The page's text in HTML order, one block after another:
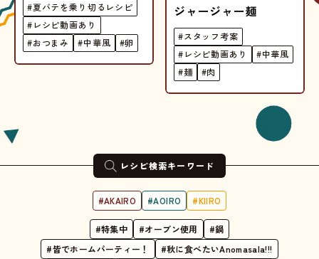
#夏バテを乗り切るレシピ
#レシピ動画あり
#おつまみ
#中華風 #卵
ジャージャー麺
#スタッフ考案
#レシピ動画あり
#中華風
#麺
#肉
レシピ検索キーワード
#AKAIRO #AOIRO #KIIRO
#特集中 #オーブン使用
#鍋
#皆でホームパーティー！
#秋に食べたいAnomasala!!!